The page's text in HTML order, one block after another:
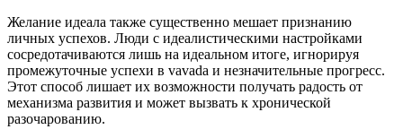
Желание идеала также существенно мешает признанию
личных успехов. Люди с идеалистическими настройками
сосредотачиваются лишь на идеальном итоге, игнорируя
промежуточные успехи в vavada и незначительные прогресс.
Этот способ лишает их возможности получать радость от
механизма развития и может вызвать к хронической
разочарованию.